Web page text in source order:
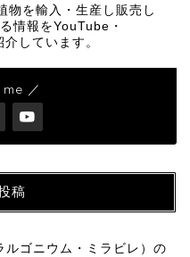
物を輸入・生産し販売し
情報をYouTube・
しています。
／
稿
ゴニウム・ミラビレ）の